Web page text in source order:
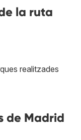
la ruta
realitzades
de Madrid